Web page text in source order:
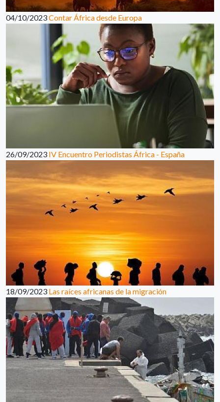
04/10/2023Contar África desde Europa
26/09/2023 IV Encuentro Periodistas África - España
18/09/2023 Las raíces africanas de la migración